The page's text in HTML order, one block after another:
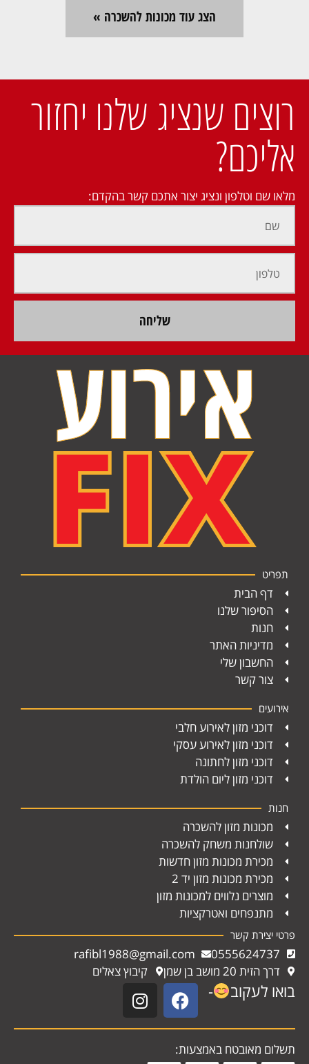
הצג עוד מכונות להשכרה »
רוצים שנציג שלנו יחזור
אליכם?
מלאו שם וטלפון ונציג יצור אתכם קשר בהקדם:
שליחה
תפריט
דף הבית
הסיפור שלנו
חנות
מדיניות האתר
החשבון שלי
צור קשר
אירועים
דוכני מזון לאירוע חלבי
דוכני מזון לאירוע עסקי
דוכני מזון לחתונה
דוכני מזון ליום הולדת
חנות
מכונות מזון להשכרה
שולחנות משחק להשכרה
מכירת מכונות מזון חדשות
מכירת מכונות מזון יד 2
מוצרים נלווים למכונות מזון
מתנפחים ואטרקציות
פרטי יצירת קשר
0555624737
rafibl1988@gmail.com
דרך הזית 20 מושב בן שמן
קיבוץ צאלים
בואו לעקוב -
תשלום מאובטח באמצעות: